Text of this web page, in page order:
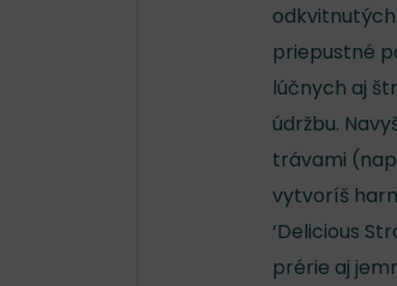
priepustné
lúčnych aj
údržbu.
trávami
vytvoríš
‘Delicious
prérie aj